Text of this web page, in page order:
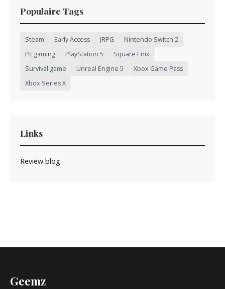
Populaire Tags
Steam Early Access JRPG
Nintendo Switch 2
Pc gaming
PlayStation 5
Square Enix
Survival game
Unreal Engine 5
Xbox Game Pass
Xbox Series X
Links
Review blog
Geemz